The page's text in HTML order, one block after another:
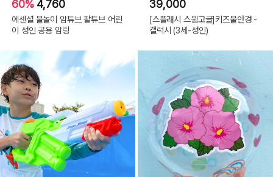
60% 4,760
에센셜 물놀이 암튜브 팔튜브 어린
이 성인 공용 암링
39,000
[스플래시 스윔고글]키즈물안경 -
갤럭시 (3세-성인)